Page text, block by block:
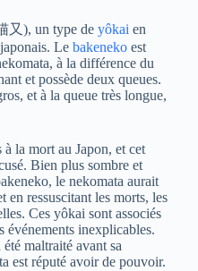
又), un type deyôkai en
Lebakeneko est
à la différence du
et possède deux queues.
et à la queue très longue,
à la mort au Japon, et cet
Bien plus sombre et
le nekomata aurait
en ressuscitant les morts, les
Ces yôkai sont associés
événements inexplicables.
maltraité avant sa
est réputé avoir de pouvoir.